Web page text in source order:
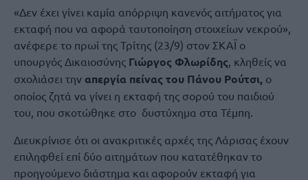
«Δεν έχει γίνει καμία απόρριψη κανενός αιτήματος για
εκταφή που να αφορά ταυτοποίηση στοιχείων νεκρού»,
ανέφερε το πρωί της Τρίτης (23/9) στον ΣΚΑΪ ο
υπουργός Δικαιοσύνης Γιώργος Φλωρίδης, κληθείς να
σχολιάσει την απεργία πείνας του Πάνου Ρούτσι, ο
οποίος ζητά να γίνει η εκταφή της σορού του παιδιού
του, που σκοτώθηκε στο δυστύχημα στα Τέμπη.
Διευκρίνισε ότι οι ανακριτικές αρχές της Λάρισας έχουν
επιληφθεί επί δύο αιτημάτων που κατατέθηκαν το
προηγούμενο διάστημα και αφορούν εκταφή για